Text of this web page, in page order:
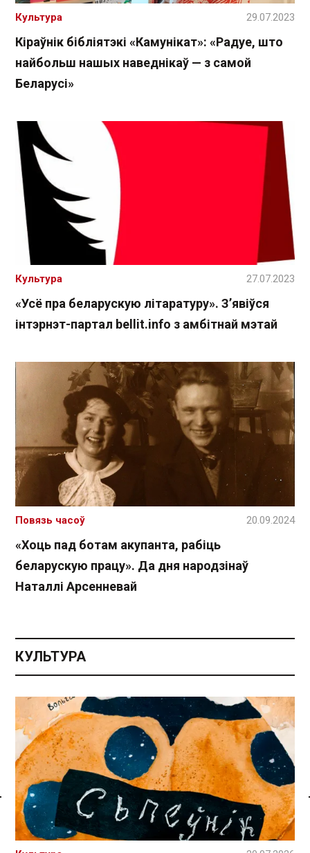
Спасылка без VPN
Кіраўнік бібліятэкі «Камунікат»: «Радуе, што
найбольш нашых наведнікаў — з самой
Беларусі»
Культура 29.07.2023
«Усё пра беларускую літаратуру». З’явіўся
інтэрнэт-партал bellit.info з амбітнай мэтай
Культура 27.07.2023
«Хоць пад ботам акупанта, рабіць
беларускую працу». Да дня народзінаў
Наталлі Арсенневай
Повязь часоў 20.09.2024
КУЛЬТУРА